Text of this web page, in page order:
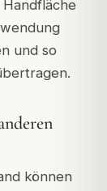
und so
können